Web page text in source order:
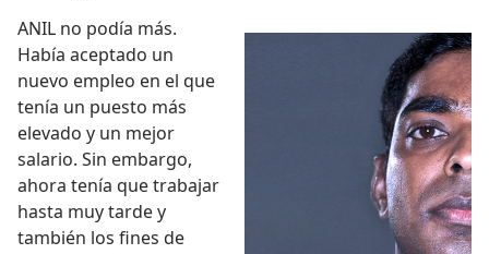
ANIL no podía más.
Había aceptado un
nuevo empleo en el que
tenía un puesto más
elevado y un mejor
salario. Sin embargo,
ahora tenía que trabajar
hasta muy tarde y
también los fines de